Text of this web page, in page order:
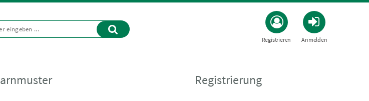
Anmelden
Registrieren
Registrierung